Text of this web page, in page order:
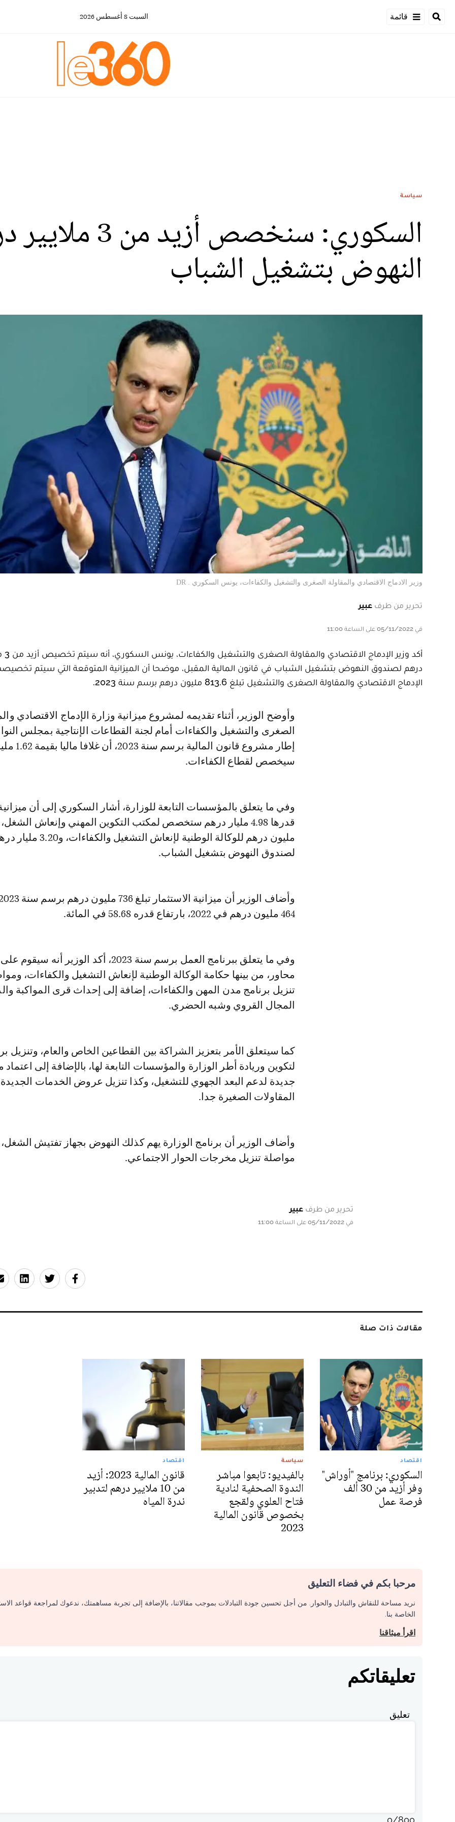
قائمة السبت 8 أغسطس 2026
سياسة
السكوري: سنخصص
النهوض بتشغيل الشباب
وزير الادماج الاقتصادي والمقاولة الصغرى والتشغيل والكفاءات، يونس السكوري . DR
تحرير من طرف عبير
في 05/11/2022 على الساعة 11:00
أكد
درهم لصندوق النهوض بتشغيل الشباب في قانون المالية المقبل، موضحا أن الميزانية المتوقعة التي سيتم
الإدماج الاقتصادي والمقاولة الصغرى والتشغيل تبلغ 813.6 مليون درهم برسم سنة 2023.
وأوضح الوزير، أثناء تقديمه لمشروع ميزانية وزارة الإدماج الاقتصادي والمقاولة
الصغرى والتشغيل والكفاءات أمام لجنة القطاعات الإنتاجية بمجلس
إطار مشروع قانون
سيخصص لقطاع الكفاءات.
وفي ما يتعلق بالمؤسسات التابعة للوزارة، أشار السكوري إلى أن
مليون درهم للوكالة الوطنية لإنعاش التشغيل والكفاءات،
لصندوق النهوض بتشغيل الشباب.
464 مليون درهم في 2022، بارتفاع قدره 58.68 في المائة.
وفي ما يتعلق ببرنامج العمل برسم سنة 2023، أكد الوزير أنه
محاور، من بينها حكامة الوكالة الوطنية لإنعاش التشغيل والكفاءات،
تنزيل برنامج مدن المهن والكفاءات، إضافة إلى إحداث قرى المواكبة
المجال القروي وشبه الحضري.
كما سيتعلق الأمر بتعزيز الشراكة بين القطاعين الخاص والعام، وتنزيل
لتكوين وريادة أطر الوزارة والمؤسسات التابعة لها، بالإضافة إلى اعتماد
جديدة لدعم البعد الجهوي للتشغيل، وكذا تنزيل عروض الخدمات الجديدة
المقاولات الصغيرة جدا.
وأضاف الوزير أن برنامج الوزارة يهم كذلك النهوض بجهاز تفتيش
مواصلة تنزيل مخرجات الحوار الاجتماعي.
تحرير من طرف عبير
في 05/11/2022 على الساعة 11:00
مقالات ذات صلة
اقتصاد
السكوري: برنامج "أوراش"
وفر أزيد من 30 ألف
فرصة عمل
سياسة
بالفيديو: تابعوا مباشر
الندوة الصحفية لنادية
فتاح العلوي ولقجع
بخصوص قانون المالية
2023
اقتصاد
قانون المالية 2023: أزيد
من 10 ملايير درهم لتدبير
ندرة المياه
مرحبا بكم في فضاء التعليق
نريد مساحة للنقاش والتبادل والحوار. من أجل تحسين جودة التبادلات بموجب مقالاتنا، بالإضافة إلى تجربة مساهمتك، ندعوك لمراجعة قواعد
الخاصة بنا.
اقرأ ميثاقنا
تعليقاتكم
تعليق
0/800